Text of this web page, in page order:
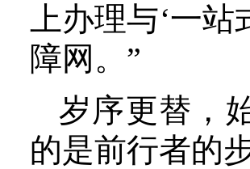
上办理与‘一
障网。”
岁序更替，
的是前行者的